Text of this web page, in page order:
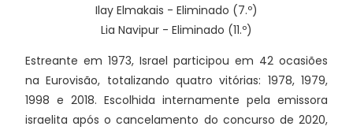
Ilay Elmakais - Eliminado (7.º)
Lia Navipur - Eliminado (11.º)
Estreante em 1973, Israel participou em 42 ocasiões
na Eurovisão, totalizando quatro vitórias: 1978, 1979,
1998 e 2018. Escolhida internamente pela emissora
israelita após o cancelamento do concurso de 2020,